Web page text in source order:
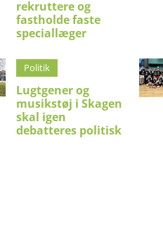
rekruttere og
fastholde faste
speciallæger
Politik
Lugtgener og
musikstøj i Skagen
skal igen
debatteres politisk